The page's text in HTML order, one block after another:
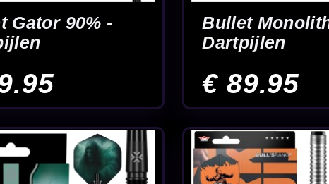
Caliburn Big Cats
Ocelot 90% Tungsten
- Dartpijlen
€ 109.95
Caliburn Caelis
Tungsten -
€ 109.95